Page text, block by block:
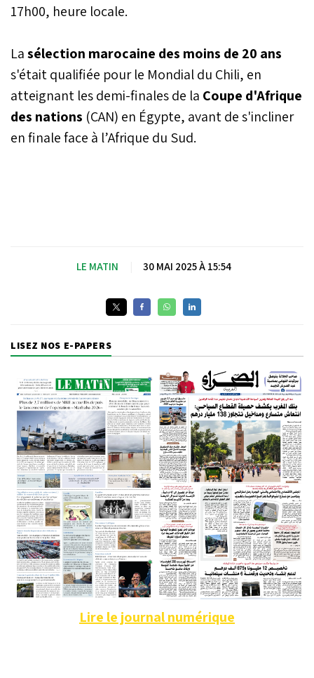
17h00, heure locale.
Lasélection marocaine des moins de 20 ans
s'était qualifiée pour le Mondial du Chili, en
atteignant les demi-finales de la Coupe d'Afrique
des nations (CAN) en Égypte, avant de s'incliner
en finale face à l’Afrique du Sud.
LE MATIN 30 MAI 2025 À 15:54
LISEZ NOS E-PAPERS
Lire le journal numérique